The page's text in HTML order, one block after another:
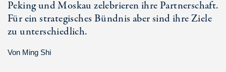
Peking und Moskau zelebrieren ihre Partnerschaft.
Für ein strategisches Bündnis aber sind ihre Ziele
zu unterschiedlich.
Von Ming Shi